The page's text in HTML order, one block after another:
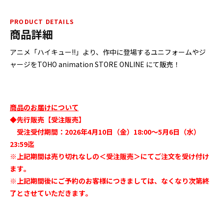
PRODUCT DETAILS
商品詳細
アニメ「ハイキュー!!」より、作中に登場するユニフォームやジ
ャージをTOHO animation STORE ONLINE にて販売！
商品のお届けについて
◆先行販売【受注販売】
受注受付期間：2026年4月10日（金）18:00～5月6日（水）
23:59迄
※上記期間は売り切れなしの＜受注販売＞にてご注文を受け付け
ます｡
※上記期間後にご予約のお客様につきましては、なくなり次第終
了とさせていただきます｡